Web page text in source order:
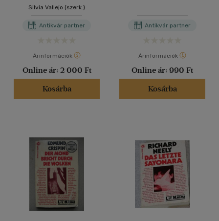
Silvia Vallejo (szerk.)
Antikvár partner
Árinformációk
Online ár: 2 000 Ft
Kosárba
Antikvár partner
Árinformációk
Online ár: 990 Ft
Kosárba